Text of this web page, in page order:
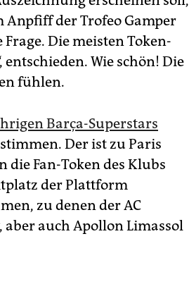
Anpfiff der Trofeo Gamper
Die meisten Token-
entschieden. Wie schön! Die
fühlen.
Barça-Superstars
Der ist zu Paris
die Fan-Token des Klubs
der Plattform
zu denen der AC
auch Apollon Limassol